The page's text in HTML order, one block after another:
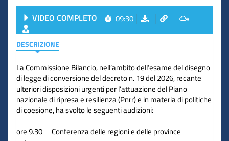
VIDEO COMPLETO 09:30
DESCRIZIONE
La Commissione Bilancio, nell’ambito dell’esame del disegno
di legge di conversione del decreto n. 19 del 2026, recante
ulteriori disposizioni urgenti per l’attuazione del Piano
nazionale di ripresa e resilienza (Pnrr) e in materia di politiche
di coesione, ha svolto le seguenti audizioni:
ore 9.30 Conferenza delle regioni e delle province